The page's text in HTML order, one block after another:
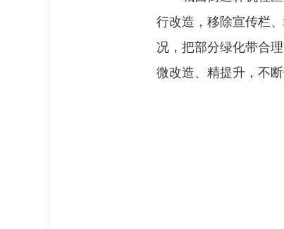
行改造，移除宣传栏
况，把部分绿化带合
微改造、精提升，不